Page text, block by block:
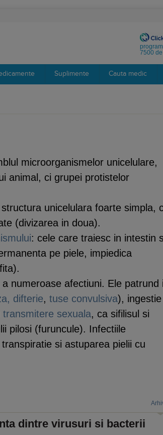
7500
Suplimente Cauta medic
microorganismelor unicelulare,
animal, ci grupei protistelor
unicelulara foarte simpla,
(divizarea in doua).
: cele care traiesc in intestin
pe piele, impiedica
numeroase afectiuni. Ele patrund
difterie, tuse convulsiva), ingestie
transmitere sexuala, ca sifilisul si
pilosi (furuncule). Infectiile
si astuparea pielii cu
dintre virusuri si bacterii